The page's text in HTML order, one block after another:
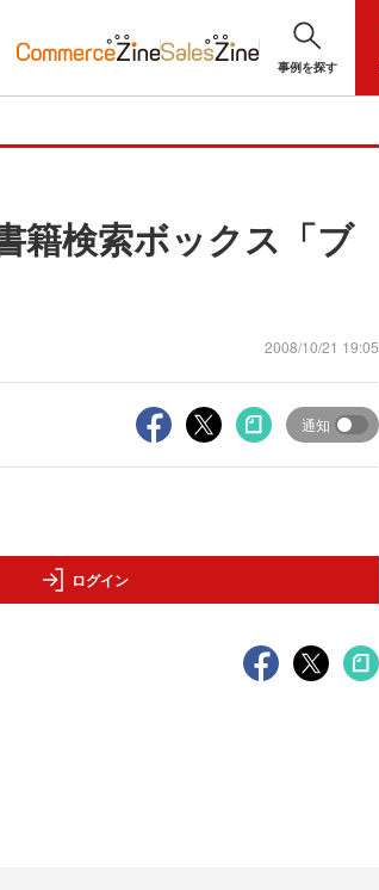
事例を探す
籍検索ボックス「ブ
2008/10/21 19:05
通知
ログイン